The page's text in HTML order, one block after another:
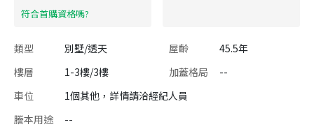
​符合首購資格嗎?
類型 別墅/透天 屋齡
45.5年
樓層
1-3樓/3樓 加蓋格局
--
車位
1個其他，詳情請洽經紀人員
謄本用途
--